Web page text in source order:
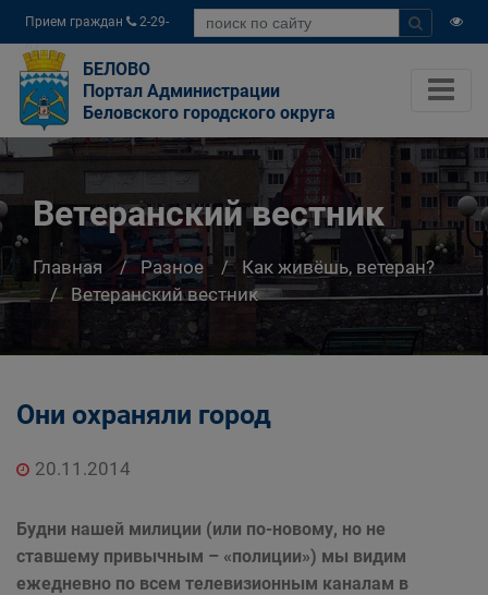
Прием граждан
2-29-
04
БЕЛОВО
Портал Администрации
Беловского городского округа
Ветеранский вестник
Главная Разное
Как живёшь, ветеран?
Ветеранский вестник
Они охраняли город
20.11.2014
Будни нашей милиции (или по-новому, но не
ставшему привычным – «полиции») мы видим
ежедневно по всем телевизионным каналам в